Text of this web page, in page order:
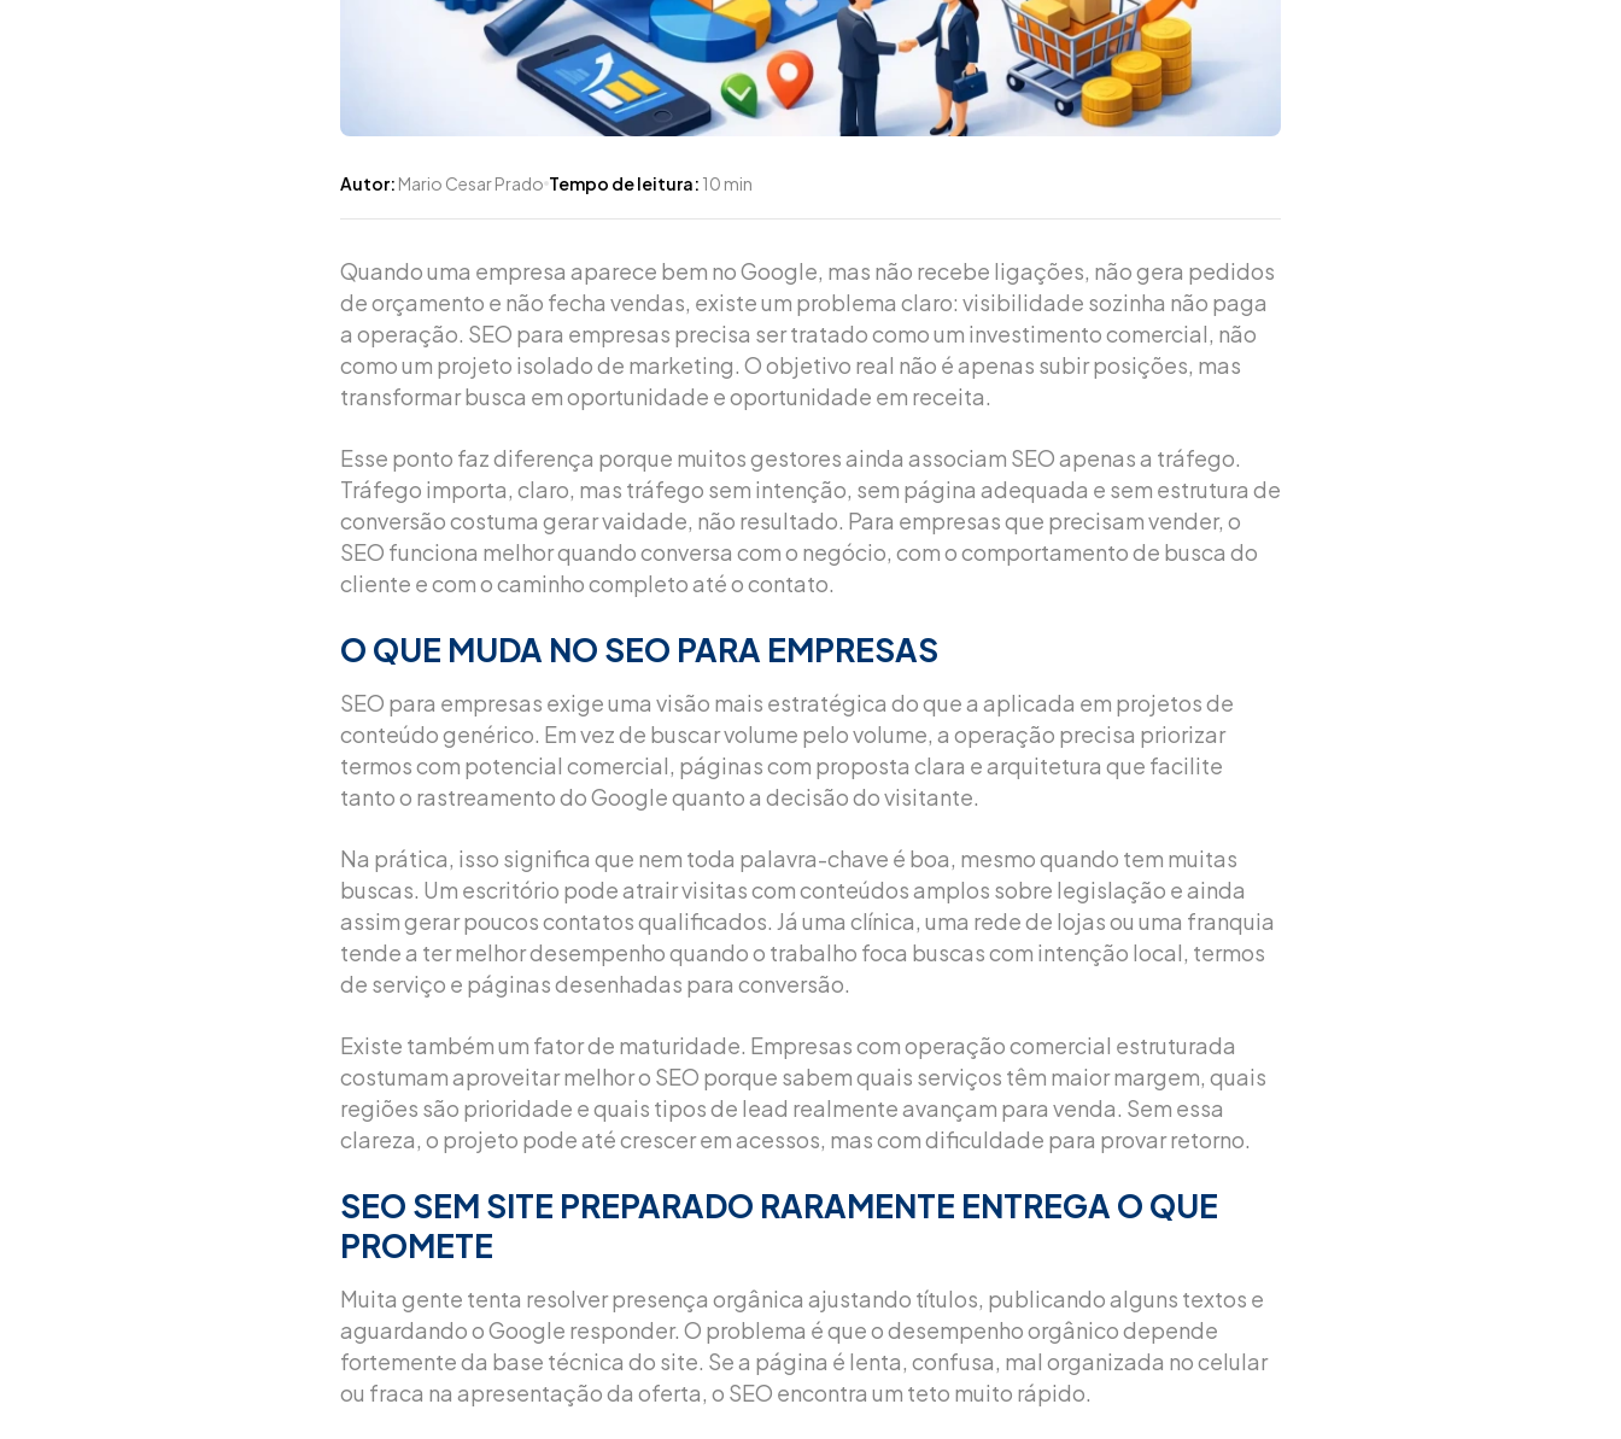
Autor: Mario Cesar Prado Tempo de leitura: 10 min
Quando uma empresa aparece bem no Google, mas não recebe ligações, não gera pedidos
de orçamento e não fecha vendas, existe um problema claro: visibilidade sozinha não paga
a operação. SEO para empresas precisa ser tratado como um investimento comercial, não
como um projeto isolado de marketing. O objetivo real não é apenas subir posições, mas
transformar busca em oportunidade e oportunidade em receita.
Esse ponto faz diferença porque muitos gestores ainda associam SEO apenas a tráfego.
Tráfego importa, claro, mas tráfego sem intenção, sem página adequada e sem estrutura de
conversão costuma gerar vaidade, não resultado. Para empresas que precisam vender, o
SEO funciona melhor quando conversa com o negócio, com o comportamento de busca do
cliente e com o caminho completo até o contato.
O QUE MUDA NO SEO PARA EMPRESAS
SEO para empresas exige uma visão mais estratégica do que a aplicada em projetos de
conteúdo genérico. Em vez de buscar volume pelo volume, a operação precisa priorizar
termos com potencial comercial, páginas com proposta clara e arquitetura que facilite
tanto o rastreamento do Google quanto a decisão do visitante.
Na prática, isso significa que nem toda palavra-chave é boa, mesmo quando tem muitas
buscas. Um escritório pode atrair visitas com conteúdos amplos sobre legislação e ainda
assim gerar poucos contatos qualificados. Já uma clínica, uma rede de lojas ou uma franquia
tende a ter melhor desempenho quando o trabalho foca buscas com intenção local, termos
de serviço e páginas desenhadas para conversão.
Existe também um fator de maturidade. Empresas com operação comercial estruturada
costumam aproveitar melhor o SEO porque sabem quais serviços têm maior margem, quais
regiões são prioridade e quais tipos de lead realmente avançam para venda. Sem essa
clareza, o projeto pode até crescer em acessos, mas com dificuldade para provar retorno.
SEO SEM SITE PREPARADO RARAMENTE ENTREGA O QUE
PROMETE
Muita gente tenta resolver presença orgânica ajustando títulos, publicando alguns textos e
aguardando o Google responder. O problema é que o desempenho orgânico depende
fortemente da base técnica do site. Se a página é lenta, confusa, mal organizada no celular
ou fraca na apresentação da oferta, o SEO encontra um teto muito rápido.